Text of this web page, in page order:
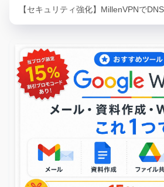
【セキュリティ強化】MillenVPNで